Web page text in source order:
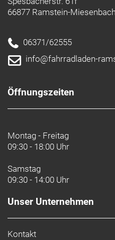
bei jedem Pedaltritt mehr
bietet.
Externe Fersenkappe
Externe Fersenkappe hilft,
und die Effizienz zu
- Fasergehalt (Liner): 100
- Fasergehalt (Sohle): 70
- Fasergehalt (oben): 95
66877 Ramstein-Miesenbach
06371/62555
info@fahrradladen-
Öffnungszeiten
Montag - Freitag
09:30 - 18:00 Uhr
Samstag
09:30 - 14:00 Uhr
Unser Unternehmen
Kontakt